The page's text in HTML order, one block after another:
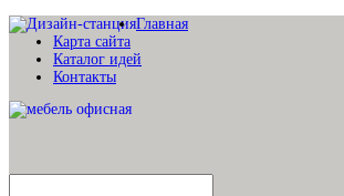
Главная
Карта сайта
Каталог идей
Контакты